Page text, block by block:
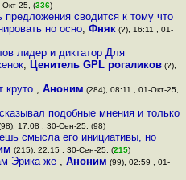
Окт-25, (336)
предложения сводится к тому что
но осно, Фняк(?), 16:11 , 01-
лидер и диктатор Для
, Ценитель GPL рогаликов(?),
круто ,Аноним (284), 08:11 , 01-Окт-25,
подобные мнения и только
17:08 , 30-Сен-25, (98)
смысла его инициативы, но
(215), 22:15 , 30-Сен-25, (215)
Эрика же , Аноним (99), 02:59 , 01-